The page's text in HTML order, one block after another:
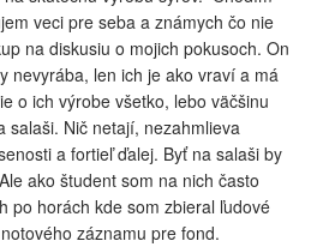
veci pre seba a známych čo nie
na diskusiu o mojich pokusoch. On
nevyrába, len ich je ako vraví a má
o ich výrobe všetko, lebo väčšinu
salaši. Nič netají, nezahmlieva
a fortieľ ďalej. Byť na salaši by
ako študent som na nich často
po horách kde som zbieral ľudové
záznamu pre fond.